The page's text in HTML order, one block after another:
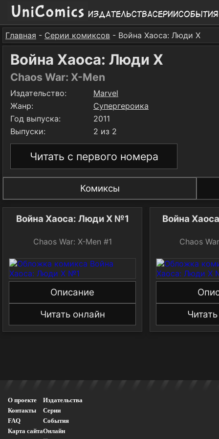
ИздательстваСерииСобытия
Главная - Серии комиксов - Война Хаоса: Люди X
Война Хаоса: Люди X
Chaos War: X-Men
Издательство:
Marvel
Жанр:
Супергероика
Год выпуска:
2011
Выпуски:
2 из 2
Читать с первого номера
Комиксы
Война Хаоса: Люди X №1
Chaos War: X-Men #1
Описание
Читать онлайн
Война
Chaos
О проекте
Контакты
FAQ
Карта сайта
Издательства
Серии
События
Онлайн